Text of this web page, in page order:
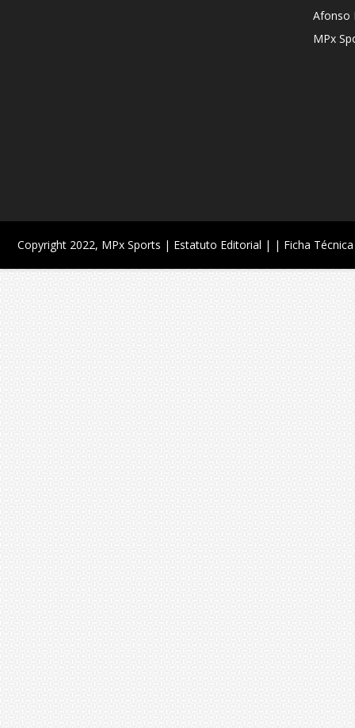
Afonso
MPx
Copyright 2022, MPx Sports | Estatuto Editorial | | Ficha